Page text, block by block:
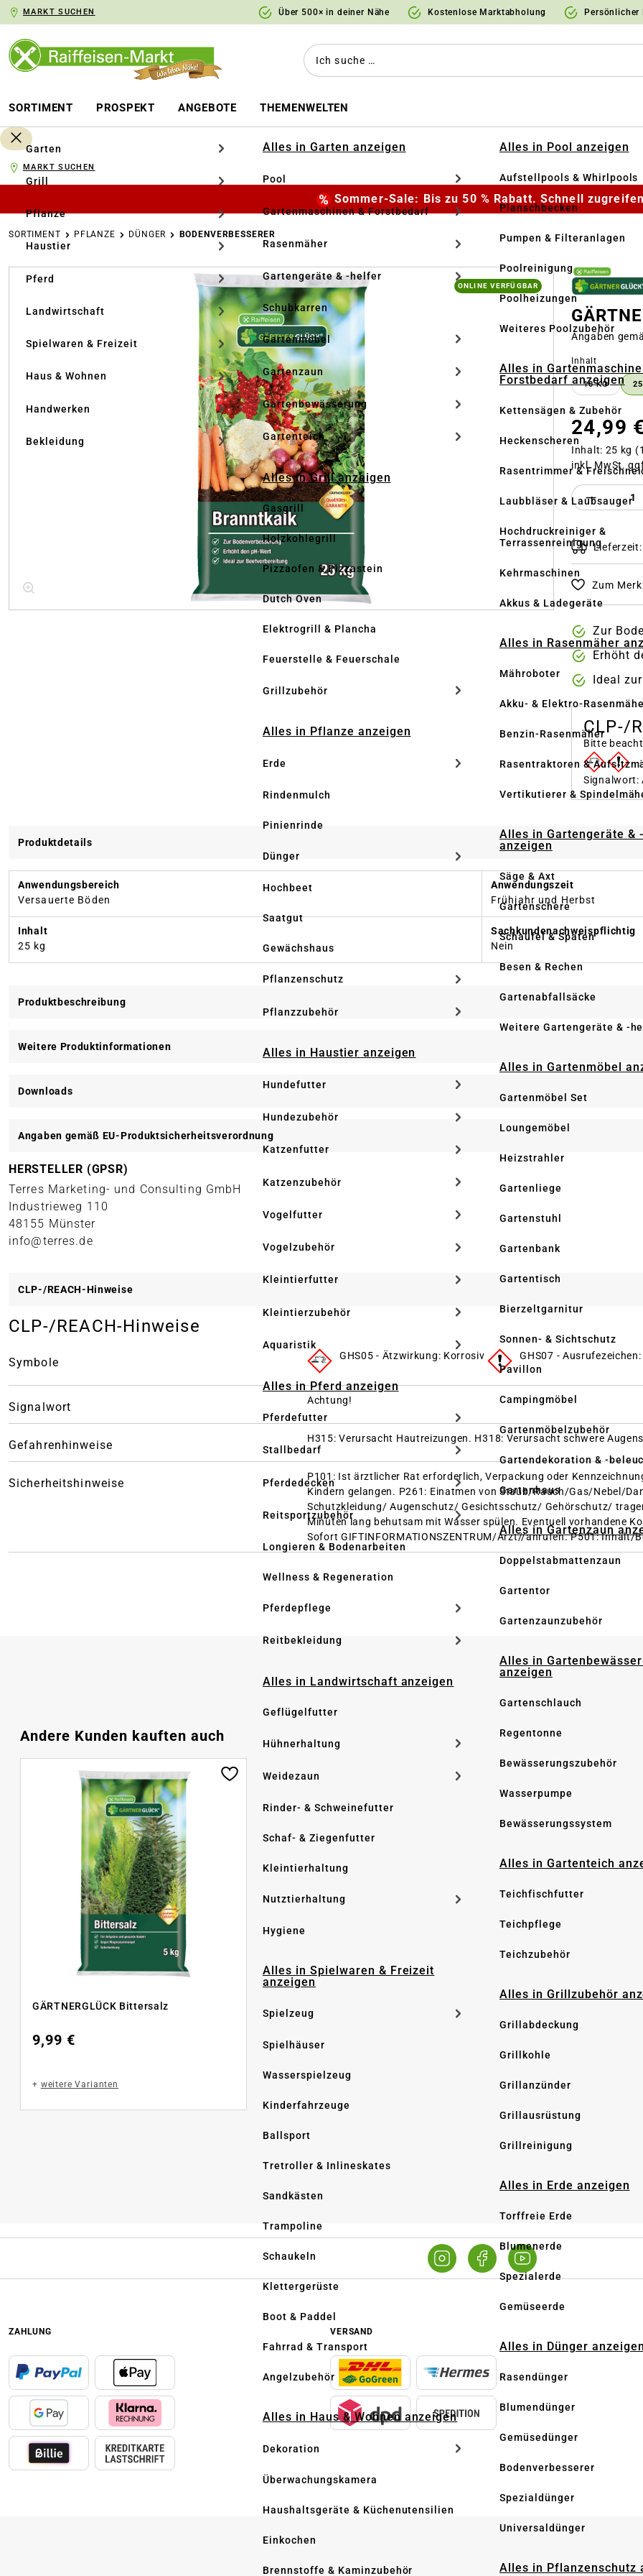
Zur Hauptnavigation springen
MARKT SUCHEN Über 500× in deiner Nähe Kostenlose Marktabholung Persönlicher
SORTIMENT PROSPEKT ANGEBOTE THEMENWELTEN
Garten
Grill
Pflanze
Haustier
Pferd
Landwirtschaft
Spielwaren & Freizeit
Haus & Wohnen
Handwerken
Bekleidung
Alles in Garten anzeigen
Pool
Gartenmaschinen & Forstbedarf
Rasenmäher
Gartengeräte & -helfer
Schubkarren
Gartenmöbel
Gartenzaun
Gartenbewässerung
Gartenteich
Alles in Grill anzeigen
Gasgrill
Holzkohlegrill
Pizzaofen & Pizzastein
Dutch Oven
Elektrogrill & Plancha
Feuerstelle & Feuerschale
Grillzubehör
Alles in Pflanze anzeigen
Erde
Rindenmulch
Pinienrinde
Dünger
Hochbeet
Saatgut
Gewächshaus
Pflanzenschutz
Pflanzzubehör
Alles in Haustier anzeigen
Hundefutter
Hundezubehör
Katzenfutter
Katzenzubehör
Vogelfutter
Vogelzubehör
Kleintierfutter
Kleintierzubehör
Aquaristik
Alles in Pferd anzeigen
Pferdefutter
Stallbedarf
Pferdedecken
Reitsportzubehör
Longieren & Bodenarbeiten
Wellness & Regeneration
Pferdepflege
Reitbekleidung
Alles in Landwirtschaft anzeigen
Geflügelfutter
Hühnerhaltung
Weidezaun
Rinder- & Schweinefutter
Schaf- & Ziegenfutter
Kleintierhaltung
Nutztierhaltung
Hygiene
Alles in Spielwaren & Freizeit
anzeigen
Spielzeug
Spielhäuser
Wasserspielzeug
Kinderfahrzeuge
Ballsport
Tretroller & Inlineskates
Sandkästen
Trampoline
Schaukeln
Klettergerüste
Boot & Paddel
Fahrrad & Transport
Angelzubehör
Alles in Haus & Wohnen anzeigen
Dekoration
Überwachungskamera
Haushaltsgeräte & Küchenutensilien
Einkochen
Brennstoffe & Kaminzubehör
Alles in Pool anzeigen
Aufstellpools & Whirlpools
Planschbecken
Pumpen & Filteranlagen
Poolreinigung
Poolheizungen
Weiteres Poolzubehör
Alles in
Forstbedarf anzeigen
Kettensägen & Zubehör
Heckenscheren
Rasentrimmer &
Laubbläser & Laubsauger
Hochdruckreiniger &
Terrassenreinigung
Kehrmaschinen
Akkus & Ladegeräte
Alles in Rasenmäher
Mähroboter
Akku- & Elektro-
Benzin-Rasenmäher
Rasentraktoren &
Vertikutierer &
Alles in Gartengeräte &
anzeigen
Säge & Axt
Gartenschere
Schaufel & Spaten
Besen & Rechen
Gartenabfallsäcke
Weitere Gartengeräte & -
Alles in Gartenmöbel
Gartenmöbel Set
Loungemöbel
Heizstrahler
Gartenliege
Gartenstuhl
Gartenbank
Gartentisch
Bierzeltgarnitur
Sonnen- & Sichtschutz
Pavillon
Campingmöbel
Gartenmöbelzubehör
Gartendekoration & -
Gartenhaus
Alles in Gartenzaun
Doppelstabmattenzaun
Gartentor
Gartenzaunzubehör
Alles in
anzeigen
Gartenschlauch
Regentonne
Bewässerungszubehör
Wasserpumpe
Bewässerungssystem
Alles in Gartenteich
Teichfischfutter
Teichpflege
Teichzubehör
Alles in Grillzubehör
Grillabdeckung
Grillkohle
Grillanzünder
Grillausrüstung
Grillreinigung
Alles in Erde anzeigen
Torffreie Erde
Blumenerde
Spezialerde
Gemüseerde
Alles in Dünger anzeigen
Rasendünger
Blumendünger
Gemüsedünger
Bodenverbesserer
Spezialdünger
Universaldünger
Alles in Pflanzenschutz
MARKT SUCHEN
Sommer-Sale: Bis zu 50 % Rabatt. Schnell
SORTIMENT PFLANZE DÜNGER BODENVERBESSERER
Bildergalerie überspringen
ONLINE VERFÜGBAR
Angaben
Inhalt
10 KG
24,99 €
Inhalt: 25 kg
inkl. MwSt.
Produkt
Lieferzeit:
Zum
Zur
Erhöht
Ideal
CLP-/
Bitte
Signalwort:
Produktdetails
Anwendungsbereich
Versauerte Böden
Anwendungszeit
Frühjahr und Herbst
Inhalt
25 kg
Sachkundenachweispflichtig
Nein
Produktbeschreibung
Weitere Produktinformationen
Downloads
Angaben gemäß EU-Produktsicherheitsverordnung
HERSTELLER (GPSR)
Terres Marketing- und Consulting GmbH
Industrieweg 110
48155 Münster
info@terres.de
CLP-/REACH-Hinweise
CLP-/REACH-Hinweise
Symbole GHS05 - Ätzwirkung: Korrosiv GHS07 -
Signalwort Achtung!
Gefahrenhinweise H315: Verursacht Hautreizungen. H318: Verursacht schwere
Sicherheitshinweise P101: Ist ärztlicher Rat erforderlich, Verpackung oder
Kindern gelangen. P261: Einatmen von Staub/Rauch/Gas/Nebel/
Schutzkleidung/ Augenschutz/ Gesichtsschutz/ Gehörschutz/
Minuten lang behutsam mit Wasser spülen. Eventuell vorhandene
Sofort GIFTINFORMATIONSZENTRUM/Arzt//anrufen.P501: Inhalt/
Produktgalerie überspringen
Andere Kunden kauften auch
GÄRTNERGLÜCK Bittersalz
9,99 €
+ weitere Varianten
ZAHLUNG VERSAND